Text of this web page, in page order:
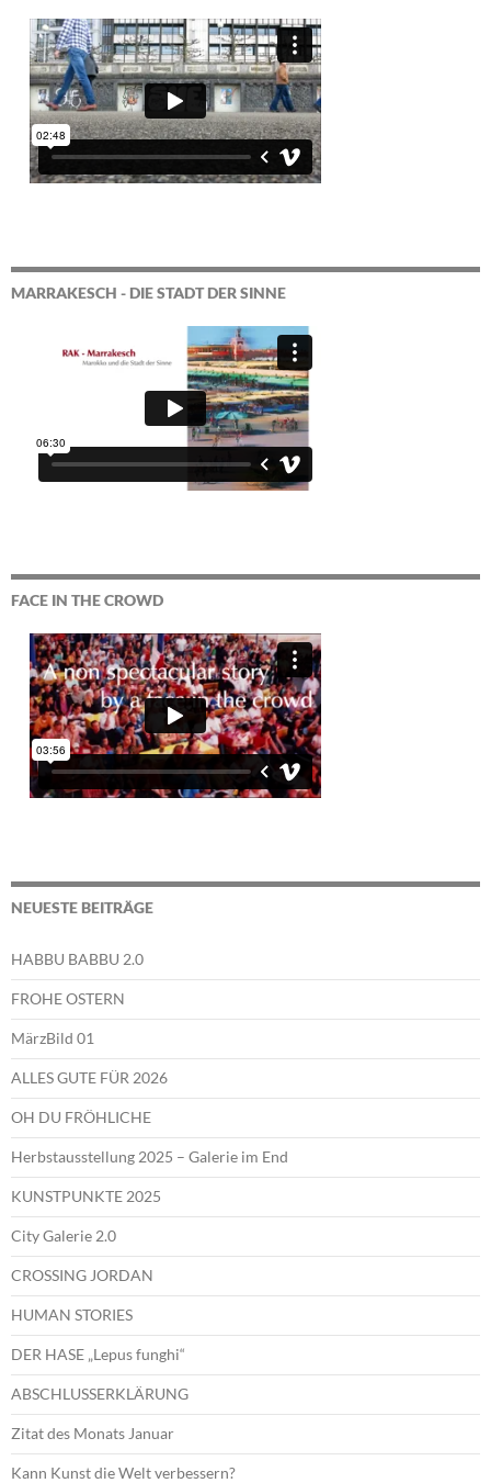
MARRAKESCH - DIE STADT DER SINNE
FACE IN THE CROWD
NEUESTE BEITRÄGE
HABBU BABBU 2.0
FROHE OSTERN
MärzBild 01
ALLES GUTE FÜR 2026
OH DU FRÖHLICHE
Herbstausstellung 2025 – Galerie im End
KUNSTPUNKTE 2025
City Galerie 2.0
CROSSING JORDAN
HUMAN STORIES
DER HASE „Lepus funghi“
ABSCHLUSSERKLÄRUNG
Zitat des Monats Januar
Kann Kunst die Welt verbessern?